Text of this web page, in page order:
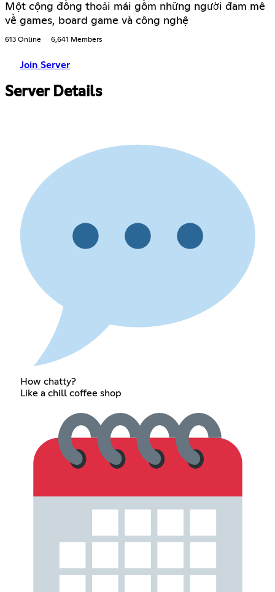
Một cộng đồng thoải mái gồm những người đam mê
về games, board game và công nghệ
613 Online 6,641 Members
Join Server
Server Details
How chatty?
Like a chill coffee shop